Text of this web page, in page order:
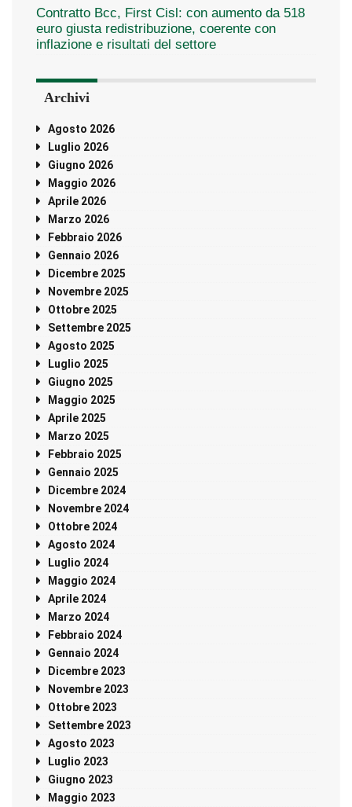
Contratto Bcc, First Cisl: con aumento da 518
euro giusta redistribuzione, coerente con
inflazione e risultati del settore
Archivi
Agosto 2026
Luglio 2026
Giugno 2026
Maggio 2026
Aprile 2026
Marzo 2026
Febbraio 2026
Gennaio 2026
Dicembre 2025
Novembre 2025
Ottobre 2025
Settembre 2025
Agosto 2025
Luglio 2025
Giugno 2025
Maggio 2025
Aprile 2025
Marzo 2025
Febbraio 2025
Gennaio 2025
Dicembre 2024
Novembre 2024
Ottobre 2024
Agosto 2024
Luglio 2024
Maggio 2024
Aprile 2024
Marzo 2024
Febbraio 2024
Gennaio 2024
Dicembre 2023
Novembre 2023
Ottobre 2023
Settembre 2023
Agosto 2023
Luglio 2023
Giugno 2023
Maggio 2023